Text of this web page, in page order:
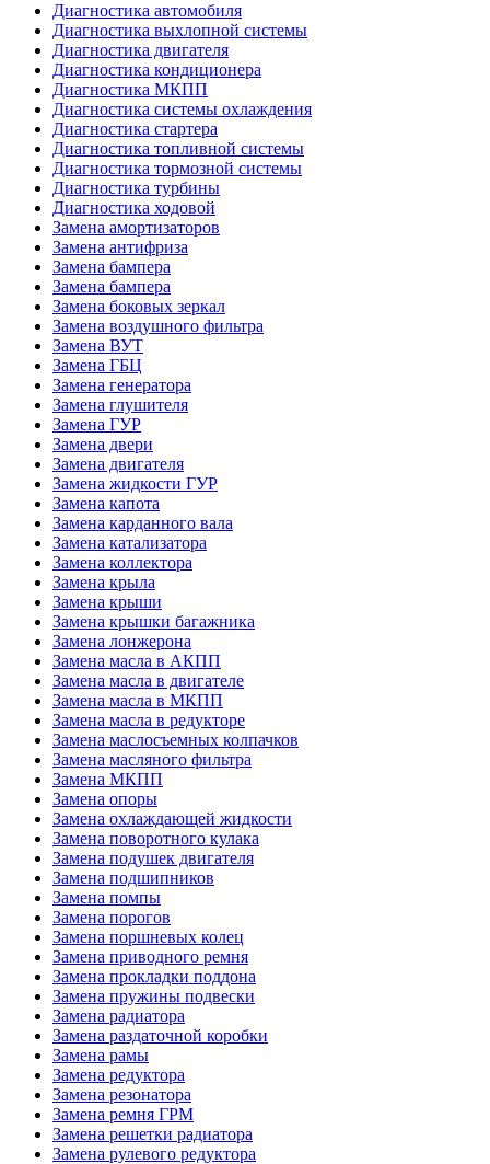
Диагностика автомобиля
Диагностика выхлопной системы
Диагностика двигателя
Диагностика кондиционера
Диагностика МКПП
Диагностика системы охлаждения
Диагностика стартера
Диагностика топливной системы
Диагностика тормозной системы
Диагностика турбины
Диагностика ходовой
Замена амортизаторов
Замена антифриза
Замена бампера
Замена бампера
Замена боковых зеркал
Замена воздушного фильтра
Замена ВУТ
Замена ГБЦ
Замена генератора
Замена глушителя
Замена ГУР
Замена двери
Замена двигателя
Замена жидкости ГУР
Замена капота
Замена карданного вала
Замена катализатора
Замена коллектора
Замена крыла
Замена крыши
Замена крышки багажника
Замена лонжерона
Замена масла в АКПП
Замена масла в двигателе
Замена масла в МКПП
Замена масла в редукторе
Замена маслосъемных колпачков
Замена масляного фильтра
Замена МКПП
Замена опоры
Замена охлаждающей жидкости
Замена поворотного кулака
Замена подушек двигателя
Замена подшипников
Замена помпы
Замена порогов
Замена поршневых колец
Замена приводного ремня
Замена прокладки поддона
Замена пружины подвески
Замена радиатора
Замена раздаточной коробки
Замена рамы
Замена редуктора
Замена резонатора
Замена ремня ГРМ
Замена решетки радиатора
Замена рулевого редуктора